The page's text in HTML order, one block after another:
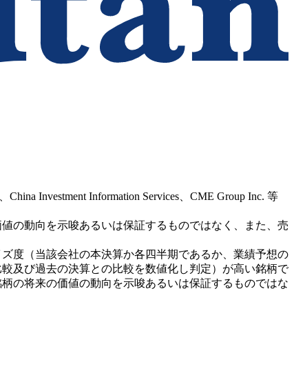
Investment Information Services、CME Group Inc. 等
の動向を示唆あるいは保証するものではなく、また、売
度（当該会社の本決算か各四半期であるか、業績予想の
及び過去の決算との比較を数値化し判定）が高い銘柄で
の将来の価値の動向を示唆あるいは保証するものではな